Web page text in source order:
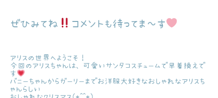
ぜひみてね コメントも待ってま～す
アリスの世界へようこそ！
今回のアリスちゃんは、可愛いサンタコスチュームで早着換えで
す
バニーちゃんからガーリーまでお洋服大好きなおしゃれなアリスち
ゃんらしい